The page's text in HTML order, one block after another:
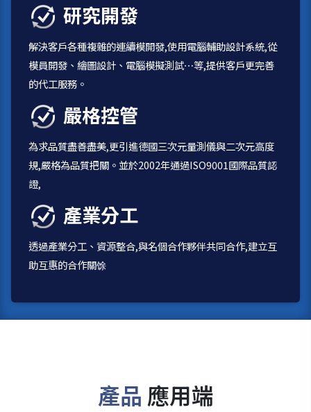
研究開發
解決客戶各種複雜的連續模開發,使用電腦輔助設計系統,從
模員開發、繪圖設計、電腦模擬測試⋯等,提供客戶更完善
的代工服務。
嚴格控管
為求品質盡善盡美,更引進德國三次元量測儀與二次元高度
規,嚴格為品質把關。並於2002年通過ISO9001國際品質認
證,
產業分工
透過產業分工、資源整合,與名個合作夥伴共同合作,建立互
助互惠的合作關馀
產品 應用端